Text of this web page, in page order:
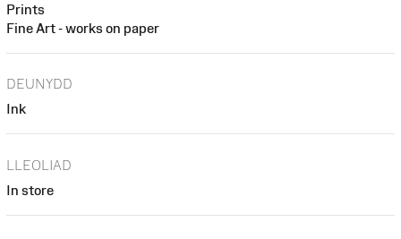
Prints
Fine Art - works on paper
DEUNYDD
Ink
LLEOLIAD
In store